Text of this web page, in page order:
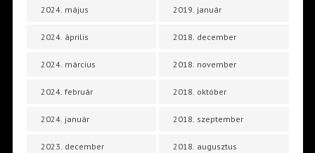
2024. május
2024. április
2024. március
2024. február
2024. január
2023. december
2019. január
2018. december
2018. november
2018. október
2018. szeptember
2018. augusztus